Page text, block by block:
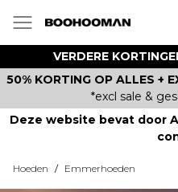
VERDERE
50% KORTING OP ALLES +
*excl sale &
Deze website bevat door
Hoeden / Emmerhoeden